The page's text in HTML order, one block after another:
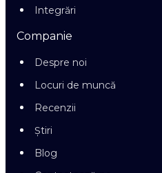
Integrări
Companie
Despre noi
Locuri de muncă
Recenzii
Știri
Blog